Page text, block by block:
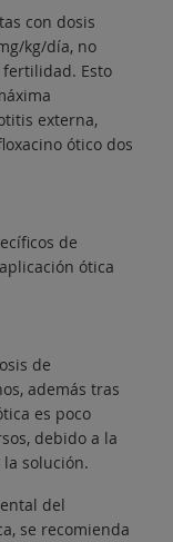
con dosis
kg/día, no
Esto
externa,
ótico dos
de
ótica
de
además tras
es poco
debido a la
solución.
del
se recomienda